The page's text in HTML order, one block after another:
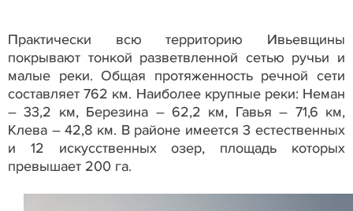
Практически всю территорию Ивьевщины
покрывают тонкой разветвленной сетью ручьи и
малые реки. Общая протяженность речной сети
составляет 762 км. Наиболее крупные реки: Неман
– 33,2 км, Березина – 62,2 км, Гавья – 71,6 км,
Клева – 42,8 км. В районе имеется 3 естественных
и 12 искусственных озер, площадь которых
превышает 200 га.